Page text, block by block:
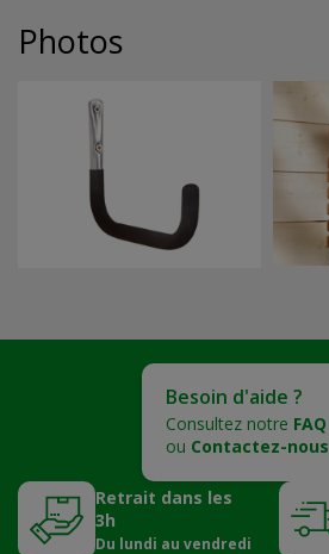
Photos
Besoin d'aide ?
Consultez notre FAQ
ou Contactez-nous
Retrait dans les
3h
Du lundi au vendredi